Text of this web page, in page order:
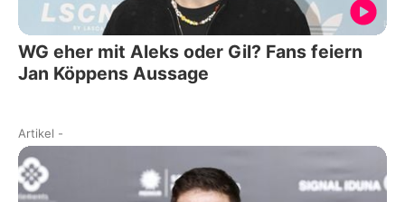
WG eher mit Aleks oder Gil? Fans feiern
Jan Köppens Aussage
Artikel -